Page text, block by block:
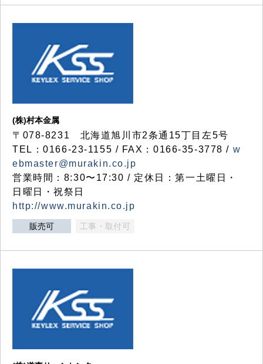
(株)村本金属
〒078-8231 北海道旭川市2条通15丁目左5号
TEL：0166-23-1155 / FAX：0166-35-3778 / w
ebmaster@murakin.co.jp
営業時間：8:30〜17:30 / 定休日：第一土曜日・
日曜日・祝祭日
http://www.murakin.co.jp
販売可 工事・取付可